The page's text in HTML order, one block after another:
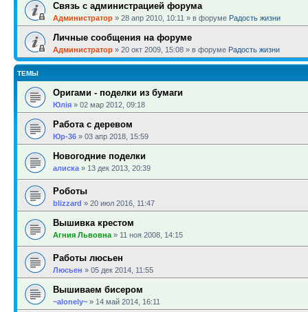
Связь с администрацией форума
Администратор » 28 апр 2010, 10:11 » в форуме Радость жизни
Личные сообщения на форуме
Администратор » 20 окт 2009, 15:08 » в форуме Радость жизни
ТЕМЫ
Оригами - поделки из бумаги
Юлія » 02 мар 2012, 09:18
Работа с деревом
Юр-36 » 03 апр 2018, 15:59
Новогодние поделки
алиска » 13 дек 2013, 20:39
Роботы
blizzard » 20 июл 2016, 11:47
Вышивка крестом
Агния Львовна » 11 ноя 2008, 14:15
Работы люсьен
Люсьен » 05 дек 2014, 11:55
Вышиваем бисером
~alonely~ » 14 май 2014, 16:11